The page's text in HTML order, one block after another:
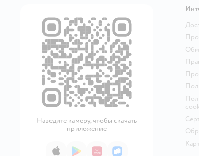
Наведите камеру, чтобы скачать
приложение